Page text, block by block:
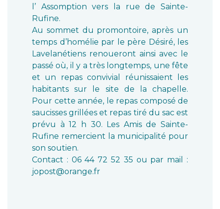
l’ Assomption vers la rue de Sainte-
Rufine.
Au sommet du promontoire, après un
temps d’homélie par le père Désiré, les
Lavelanétiens renoueront ainsi avec le
passé où, il y a très longtemps, une fête
et un repas convivial réunissaient les
habitants sur le site de la chapelle.
Pour cette année, le repas composé de
saucisses grillées et repas tiré du sac est
prévu à 12 h 30. Les Amis de Sainte-
Rufine remercient la municipalité pour
son soutien.
Contact : 06 44 72 52 35 ou par mail :
jopost@orange.fr